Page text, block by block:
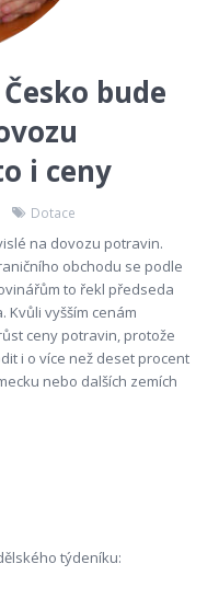
bude
i ceny
Dotace
na dovozu potravin.
obchodu se podle
to řekl předseda
Kvůli vyšším cenám
ceny potravin, protože
i o více než deset procent
nebo dalších zemích
týdeníku: